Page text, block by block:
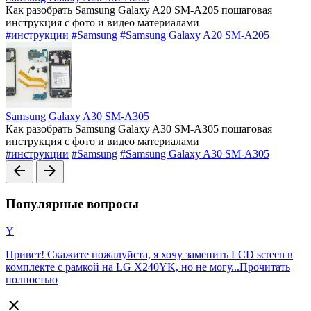
Как разобрать Samsung Galaxy A20 SM-A205 пошаговая
инструкция с фото и видео материалами
#инструкции #Samsung #Samsung Galaxy A20 SM-A205
Samsung Galaxy A30 SM-A305
Как разобрать Samsung Galaxy A30 SM-A305 пошаговая
инструкция с фото и видео материалами
#инструкции #Samsung #Samsung Galaxy A30 SM-A305
arrow_back arrow_forward
Популярные вопросы
Y
Привет! Скажите пожалуйста, я хочу заменить LCD screen в
комплекте с рамкой на LG X240YK, но не могу...Прочитать
полностью
close